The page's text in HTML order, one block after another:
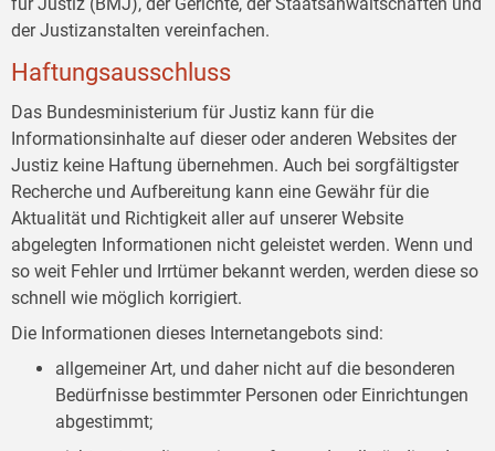
der Justizanstalten vereinfachen.
Haftungsausschluss
Das Bundesministerium für Justiz kann für die
Informationsinhalte auf dieser oder anderen Websites der
Justiz keine Haftung übernehmen. Auch bei sorgfältigster
Recherche und Aufbereitung kann eine Gewähr für die
Aktualität und Richtigkeit aller auf unserer Website
abgelegten Informationen nicht geleistet werden. Wenn und
so weit Fehler und Irrtümer bekannt werden, werden diese so
schnell wie möglich korrigiert.
Die Informationen dieses Internetangebots sind:
allgemeiner Art, und daher nicht auf die besonderen
Bedürfnisse bestimmter Personen oder Einrichtungen
abgestimmt;